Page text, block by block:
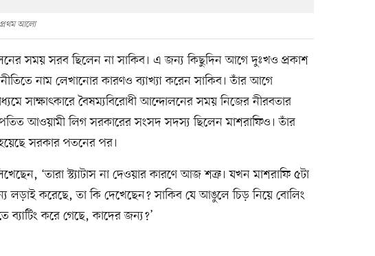
প্রথম আলো
সময় সরব ছিলেন না সাকিব। এ জন্য কিছুদিন আগে দুঃখও প্রকাশ
নাম লেখানোর কারণও ব্যাখ্যা করেন সাকিব। তাঁর আগে
সাক্ষাৎকারে বৈষম্যবিরোধী আন্দোলনের সময় নিজের নীরবতার
পতিত আওয়ামী লিগ সরকারের সংসদ সদস্য ছিলেন মাশরাফিও। তাঁর
সরকার পতনের পর।
‘তারা স্ট্যাটাস না দেওয়ার কারণে আজ শত্রু। যখন মাশরাফি ৫টা
লড়াই করেছে, তা কি দেখেছেন? সাকিব যে আঙুলে চিড় নিয়ে বোলিং
ব্যাটিং করে গেছে, কাদের জন্য?’